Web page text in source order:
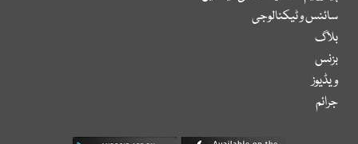
سائنس و ٹیکنالوجی
بلاگ
بزنس
ویڈیوز
جرائم